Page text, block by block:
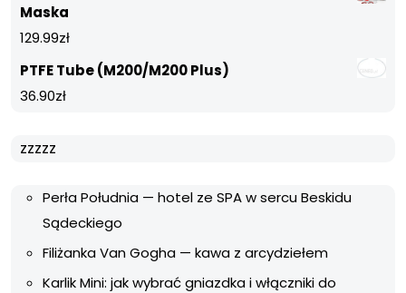
Maska
129.99zł
PTFE Tube (M200/M200 Plus)
36.90zł
zzzzz
Perła Południa — hotel ze SPA w sercu Beskidu
Sądeckiego
Filiżanka Van Gogha — kawa z arcydziełem
Karlik Mini: jak wybrać gniazdka i włączniki do